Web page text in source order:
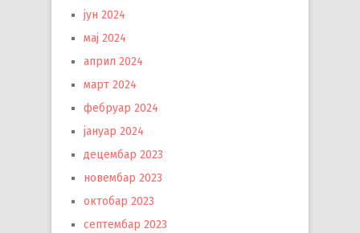
јун 2024
мај 2024
април 2024
март 2024
фебруар 2024
јануар 2024
децембар 2023
новембар 2023
октобар 2023
септембар 2023